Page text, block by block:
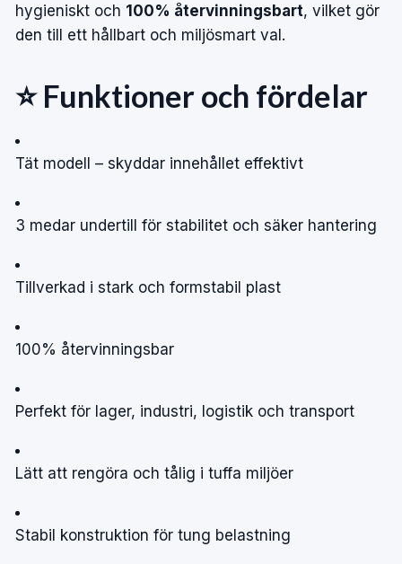
hygieniskt och 100% återvinningsbart, vilket gör
den till ett hållbart och miljösmart val.
⭐ Funktioner och fördelar
Tät modell – skyddar innehållet effektivt
3 medar undertill för stabilitet och säker hantering
Tillverkad i stark och formstabil plast
100% återvinningsbar
Perfekt för lager, industri, logistik och transport
Lätt att rengöra och tålig i tuffa miljöer
Stabil konstruktion för tung belastning